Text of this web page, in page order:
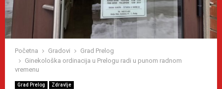
Početna Gradovi
Grad Prelog
Ginekološka ordinacija u Prelogu radi u punom radnom
vremenu
Grad Prelog Zdravlje